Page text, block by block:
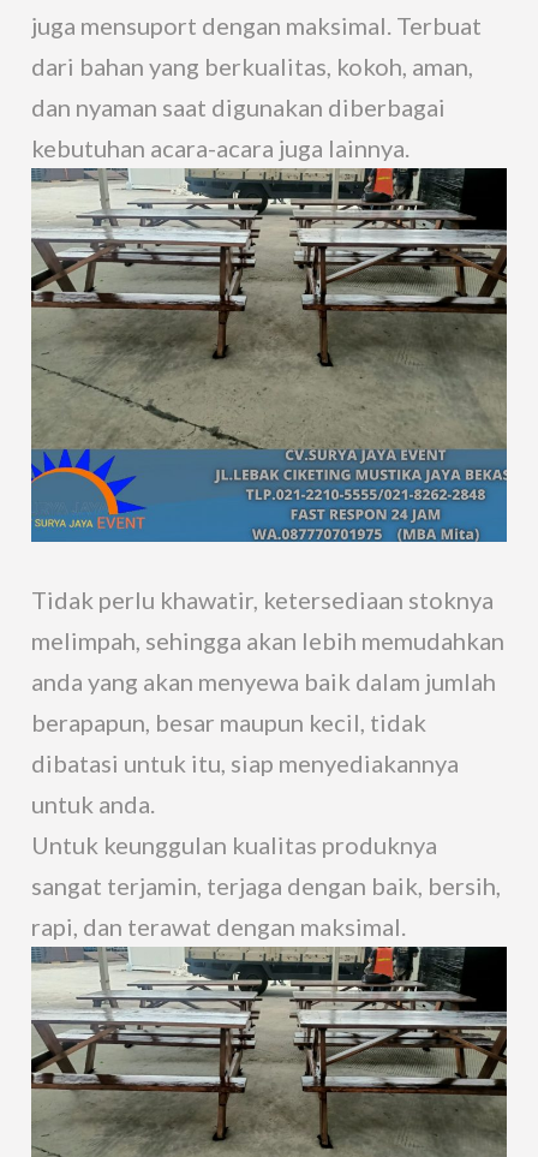
juga mensuport dengan maksimal. Terbuat
dari bahan yang berkualitas, kokoh, aman,
dan nyaman saat digunakan diberbagai
kebutuhan acara-acara juga lainnya.
Tidak perlu khawatir, ketersediaan stoknya
melimpah, sehingga akan lebih memudahkan
anda yang akan menyewa baik dalam jumlah
berapapun, besar maupun kecil, tidak
dibatasi untuk itu, siap menyediakannya
untuk anda.
Untuk keunggulan kualitas produknya
sangat terjamin, terjaga dengan baik, bersih,
rapi, dan terawat dengan maksimal.